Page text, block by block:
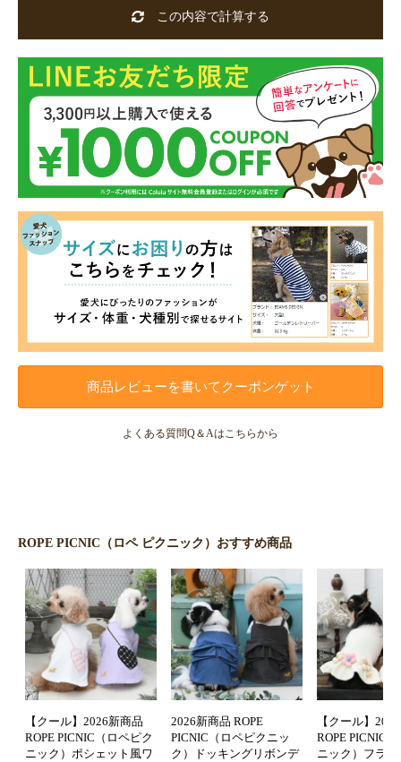
この内容で計算する
商品レビューを書いてクーポンゲット
よくある質問Q＆Aはこちらから
ROPE PICNIC（ロペ ピクニック）おすすめ商品
【クール】2026新商品
ROPE PICNIC（ロペピク
ニック）ポシェット風ワ
2026新商品 ROPE
PICNIC（ロペピクニッ
ク）ドッキングリボンデ
【クール】
ROPE PICNIC
ニック）フラ